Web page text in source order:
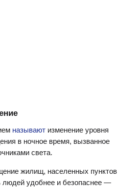
называют изменение уровня
в ночное время, вызванное
света.
жилищ, населенных пунктов
людей удобнее и безопаснее —